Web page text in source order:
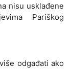
nisu usklađene
Pariškog
odgađati ako